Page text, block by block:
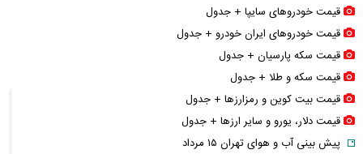
قیمت خودرو‌های سایپا + جدول
قیمت خودرو‌های ایران خودرو + جدول
قیمت سکه پارسیان + جدول
قیمت سکه و طلا + جدول
قیمت بیت کوین و رمزارز‌ها + جدول
قیمت دلار، یورو و سایر ارز‌ها + جدول
پیش بینی آب و هوای تهران ۱۵ مرداد